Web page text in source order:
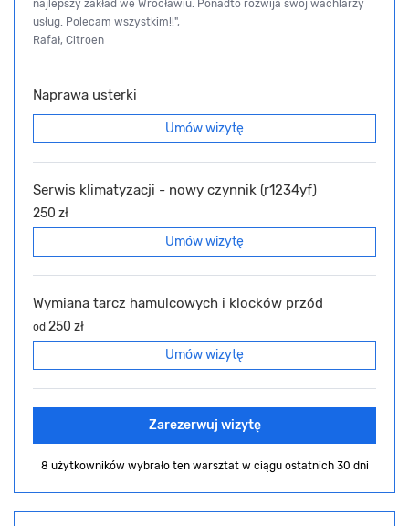
najlepszy zakład we Wrocławiu. Ponadto rozwija swój wachlarzy
usług. Polecam wszystkim!!",
Rafał, Citroen
Naprawa usterki
Umów wizytę
Serwis klimatyzacji - nowy czynnik (r1234yf)
250 zł
Umów wizytę
Wymiana tarcz hamulcowych i klocków przód
od 250 zł
Umów wizytę
Zarezerwuj wizytę
8 użytkowników wybrało ten warsztat w ciągu ostatnich 30 dni